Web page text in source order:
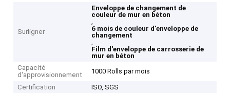
Surligner
Enveloppe de changement de
couleur de mur en béton
,
6 mois de couleur d'enveloppe de
changement
,
Film d'enveloppe de carrosserie de
mur en béton
Capacité
d'approvisionnement
1000 Rolls par mois
Certification
ISO, SGS